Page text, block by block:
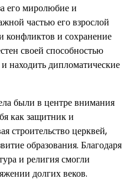
его миролюбие и
частью его взрослой
конфликтов и сохранение
своей способностью
находить дипломатические
были в центре внимания
как защитник и
строительство церквей,
образования. Благодаря
и религия смогли
долгих веков.